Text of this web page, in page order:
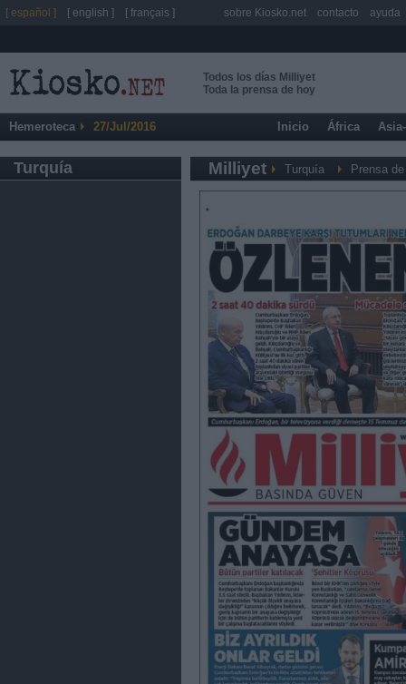
Todos los días Milliyet
Toda la prensa de hoy
Hemeroteca 27/Jul/2016 Inicio África
Turquía Milliyet Turquía Prensa
[ español ] [ english ] [ français ] sobre Kiosko.net contacto ayuda